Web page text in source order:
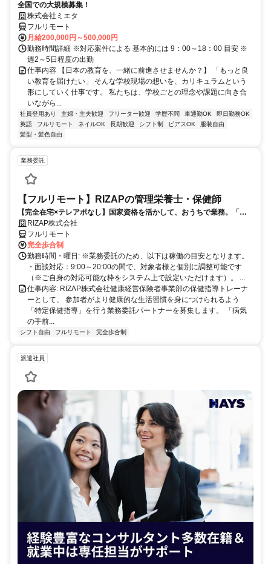
全国での大規模募集！
株式会社ミエタ
フルリモート
月給200,000円～500,000円
勤務時間詳細 ※対応案件による 基本的には 9：00～18：00 目安 ※
週2～5日程度の出勤
仕事内容 【日本の教育を、一緒に前進させませんか？】 「もっと良
い教育を届けたい」 そんな学校現場の想いを、カリキュラムという
形にしていく仕事です。 私たちは、学校ごとの理念や課題に向き合
いながら...
社員登用あり 主婦・主夫歓迎 フリーター歓迎 学歴不問 車通勤OK
即日勤務OK
英語
フルリモート ネイルOK 長期歓迎 シフト制 ピアスOK
服装自由
髪型・髪色自由
業務委託
【フルリモート】RIZAPの管理栄養士・保健師
【完全在宅×テレアポなし】国家資格を活かして、おうちで業務。「も
う一つの安心」を。主婦・Wワーカー活躍中！「平日の日中だけ」「夕
方以降の数時間だけ」など、生活リズムに合わせた時間調整が可能で
す。1件ごとの成果報酬型だから、頑張った分だけ手応えのある収入
に。充実のサポート体制で、安心の在宅ワークを始めませんか？
RIZAP株式会社
フルリモート
完全歩合制
勤務時間・曜日: ※業務委託のため、以下は稼働の目安となります。
・面談対応：9:00～20:00の間で、対象者様と個別に調整可能です
（※ご自身の対応可能な枠をシステム上で設定いただけます）。 ...
仕事内容: RIZAP株式会社健康経営保険者事業部の保健指導トレーナ
ーとして、 参加者がより健康的な生活習慣を身につけられるよう
「特定保健指導」を行う業務委託パートナーを募集します。 「病気
の手前...
シフト自由 フルリモート 完全歩合制
派遣社員